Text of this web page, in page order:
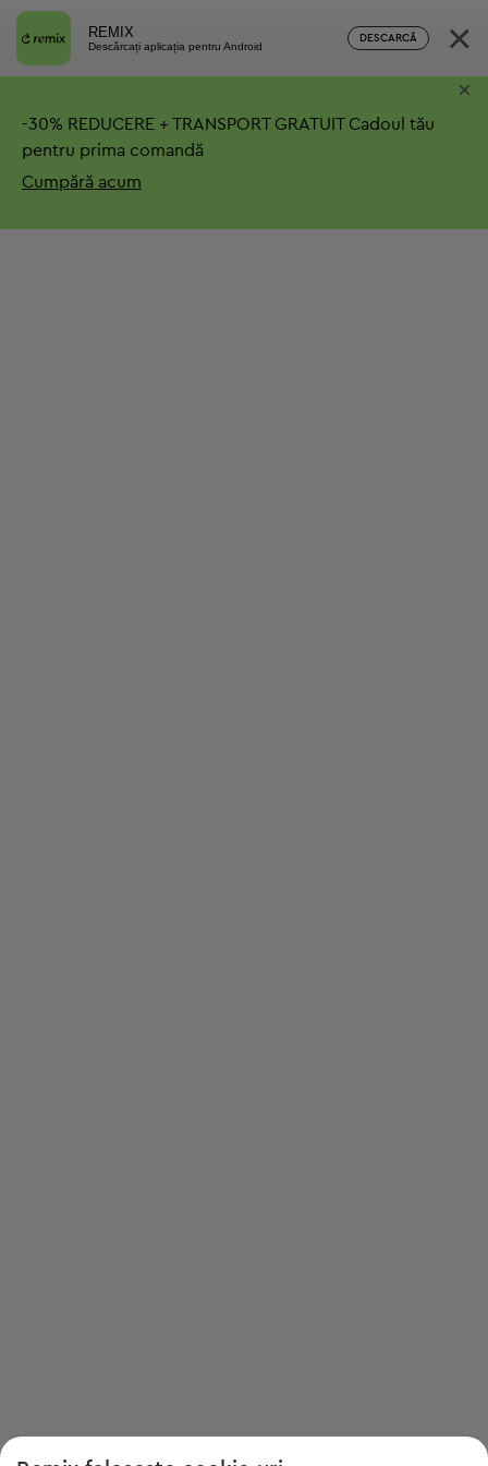
REMIX
Descărcați aplicația pentru Android
DESCARCĂ ×
-30% REDUCERE + TRANSPORT GRATUITCadoul tău
pentru prima comandă
Cumpără acum
×